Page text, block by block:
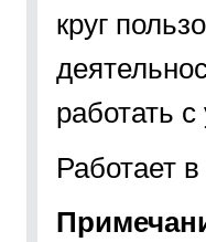
круг
работать
Работает